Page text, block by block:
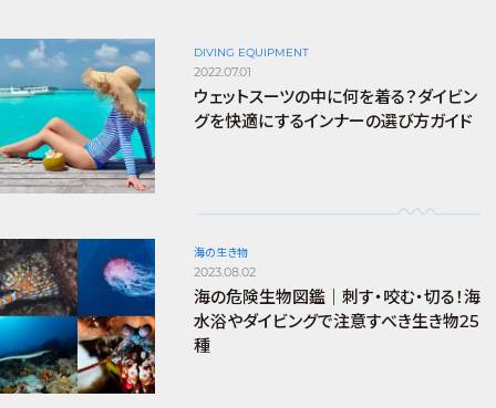
DIVING EQUIPMENT
2022.07.01
ウェットスーツの中に何を着る？ダイビン
グを快適にするインナーの選び方ガイド
海の生き物
2023.08.02
海の危険生物図鑑｜刺す・咬む・切る！海
水浴やダイビングで注意すべき生き物25
種